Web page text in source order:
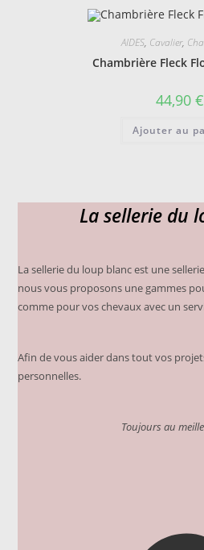
AIDES, Cavalier,
Chambrière Fleck
44,90 €
Ajouter au
La sellerie du
La sellerie du loup blanc est une
nous vous proposons une gammes
comme pour vos chevaux avec un
Afin de vous aider dans tout vos
personnelles.
Toujours au